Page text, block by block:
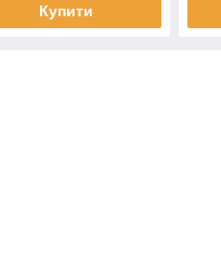
Купити